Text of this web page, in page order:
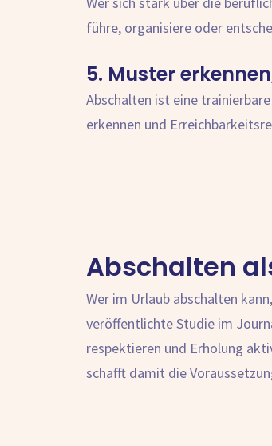
führe, organisiere oder
5. Muster
Abschalten ist eine
erkennen und
Abschalten
Wer im Urlaub abschalten
veröffentlichte Studie im
respektieren und Erholung
schafft damit die